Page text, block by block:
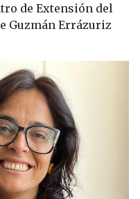
de Extensión del
Guzmán Errázuriz